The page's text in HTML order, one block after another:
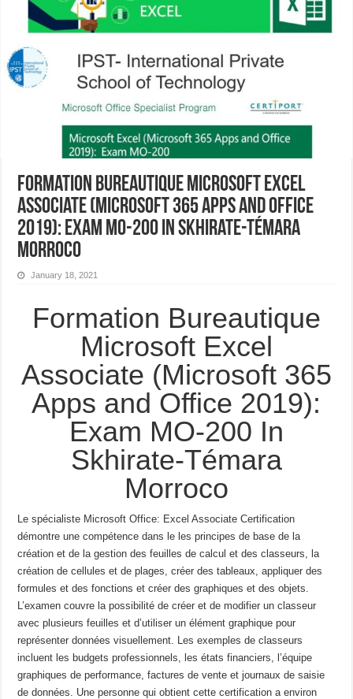
Formation Bureautique Microsoft Excel
Associate (Microsoft 365 Apps and Office
2019): Exam MO-200 In Skhirate-Témara
Morroco
January 18, 2021
Formation Bureautique
Microsoft Excel
Associate (Microsoft 365
Apps and Office 2019):
Exam MO-200 In
Skhirate-Témara
Morroco
Le spécialiste Microsoft Office: Excel Associate Certification
démontre une compétence dans le les principes de base de la
création et de la gestion des feuilles de calcul et des classeurs, la
création de cellules et de plages,
créer des tableaux, appliquer des
formules et des fonctions et créer des graphiques et des objets.
L’examen couvre la possibilité de créer et de modifier un classeur
avec plusieurs feuilles et d’utiliser un élément graphique pour
représenter données visuellement. Les exemples de classeurs
incluent les budgets professionnels, les états financiers, l’équipe
graphiques de performance, factures de vente et journaux de saisie
de données.
Une personne qui obtient cette certification a environ